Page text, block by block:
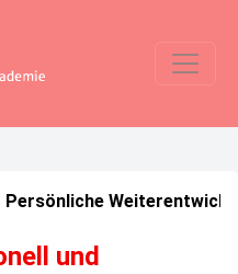
Persönliche
und